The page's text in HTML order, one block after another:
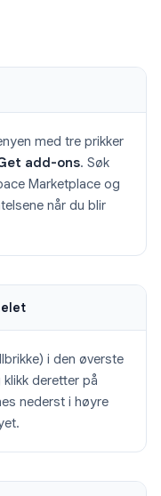
med tre prikker
add-ons. Søk
Marketplace og
når du blir
i den øverste
klikk deretter på
nederst i høyre